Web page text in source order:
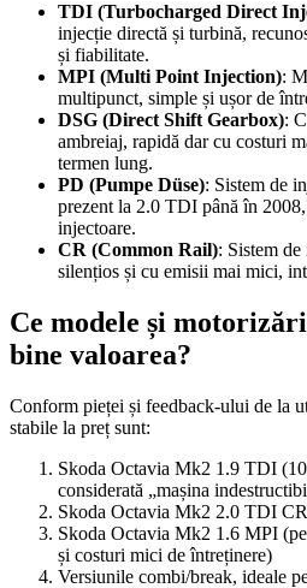
TDI (Turbocharged Direct
injecție directă și turbină,
și fiabilitate.
MPI (Multi Point Injection):
multipunct, simple și ușor de
DSG (Direct Shift Gearbox):
ambreiaj, rapidă dar cu costuri
termen lung.
PD (Pumpe Düse): Sistem de
prezent la 2.0 TDI până în
injectoare.
CR (Common Rail): Sistem
silențios și cu emisii mai mici,
Ce modele și
bine valoarea?
Conform pieței și feedback-ului de la
stabile la preț sunt:
Skoda Octavia Mk2 1.9 TDI
considerată „mașina
Skoda Octavia Mk2 2.0 TDI
Skoda Octavia Mk2 1.6 MPI
și costuri mici de întreținere)
Versiunile combi/break, ideale